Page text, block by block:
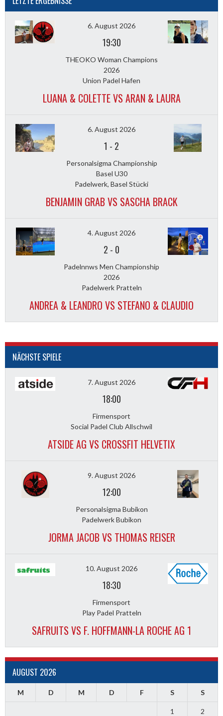
6. August 2026
19:30
THEOKO Woman Champions
2026
Union Padel Hafen
LUANA & COLETTE VS ARAN & LAURA
6. August 2026
1 - 2
Personalsigma Championship
Basel U30
Padelwerk, Basel Stücki
BENJAMIN GRAB VS SASCHA BRACK
4. August 2026
2 - 0
Padelnnws Men Championship
2026
Padelwerk Pratteln
ANDREA & LEANDRO VS STEFANO & CLAUDIO
NÄCHSTE SPIELE
7. August 2026
18:00
Firmensport
Social Padel Club Allschwil
ATSIDE AG VS CROSSFIT HELVETIX
9. August 2026
12:00
Personalsigma Bubikon
Padelwerk Bubikon
JORMA JACOB VS THOMAS REISER
10. August 2026
18:30
Firmensport
Play Padel Pratteln
SAFRUITS VS F. HOFFMANN-LA ROCHE AG 1
AUGUST 2026
M D M D F S S
1 2